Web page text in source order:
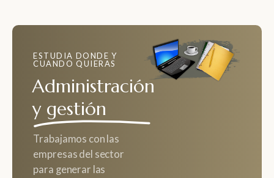
ESTUDIA DONDE Y
CUANDO QUIERAS
Administración
y gestión
Trabajamos con las
empresas del sector
para generar las